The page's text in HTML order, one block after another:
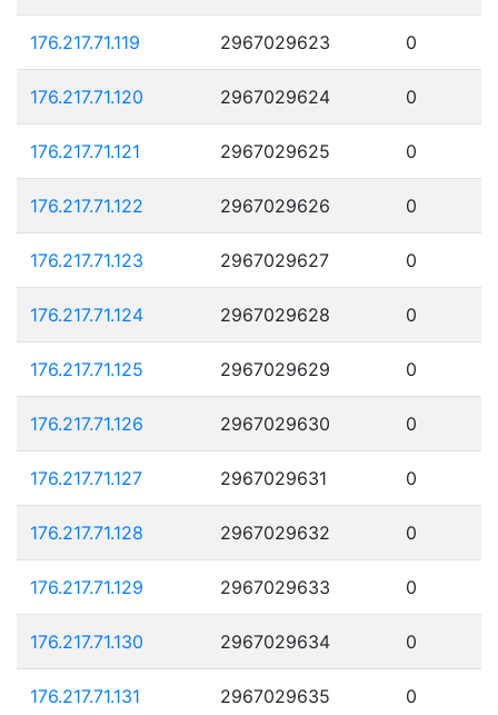
176.217.71.119 2967029623 0
176.217.71.120 2967029624 0
176.217.71.121 2967029625 0
176.217.71.122 2967029626 0
176.217.71.123 2967029627 0
176.217.71.124 2967029628 0
176.217.71.125 2967029629 0
176.217.71.126 2967029630 0
176.217.71.127 2967029631 0
176.217.71.128 2967029632 0
176.217.71.129 2967029633 0
176.217.71.130 2967029634 0
176.217.71.131 2967029635 0